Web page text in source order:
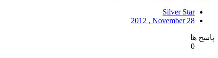
Silver Star
2012 , November 28
پاسخ ها
0